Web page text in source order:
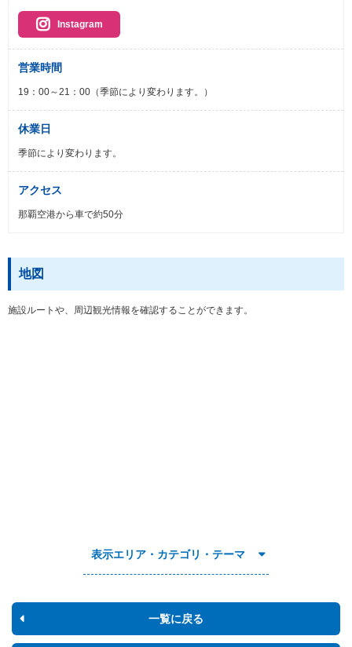
Instagram
営業時間
19：00～21：00（季節により変わります。）
休業日
季節により変わります。
アクセス
那覇空港から車で約50分
地図
施設ルートや、周辺観光情報を確認することができます。
表示エリア・カテゴリ・テーマ
一覧に戻る